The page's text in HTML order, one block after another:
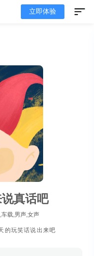
立即体验
真话吧
载,男声,女声
的玩笑话说出来吧